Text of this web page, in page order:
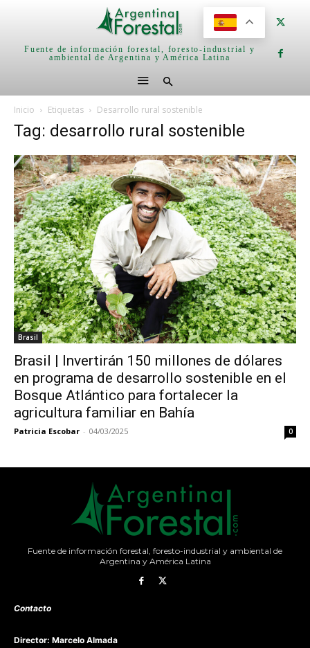
Fuente de información forestal, foresto-industrial y
ambiental de Argentina y América Latina
Inicio Etiquetas Desarrollo rural sostenible
Tag: desarrollo rural sostenible
Brasil
Brasil | Invertirán 150 millones de dólares
en programa de desarrollo sostenible en el
Bosque Atlántico para fortalecer la
agricultura familiar en Bahía
Patricia Escobar - 04/03/2025 0
Fuente de información forestal, foresto-industrial y ambiental de
Argentina y América Latina
Contacto
Director: Marcelo Almada